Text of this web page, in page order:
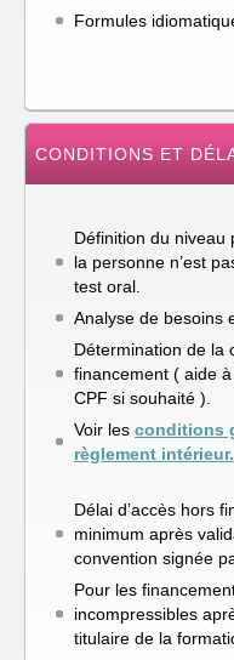
Formules
CONDITIONS ET
Définition du niveau
la personne n’est
test oral.
Analyse de besoins
Détermination de la
financement ( aide
CPF si souhaité ).
Voir les conditions
règlement intérieur.
Délai d’accès hors
minimum après
convention signée
Pour les
incompressibles
titulaire de la